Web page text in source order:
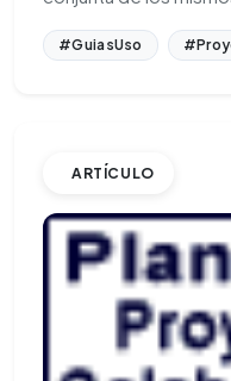
#GuiasUso
ARTÍCULO